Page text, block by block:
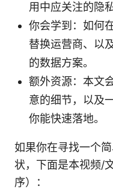
用中应关注的隐
你会学到：如何
替换运营商、以
的数据方案。
额外资源：本文
意的细节，以及
你能快速落地。
如果你在寻找一个
状，下面是本视频/
序）：